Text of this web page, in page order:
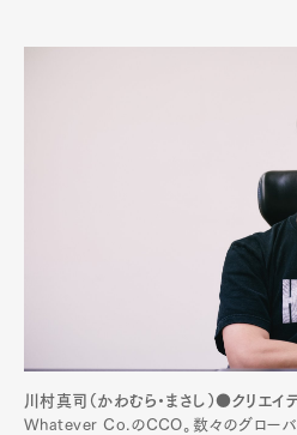
川村真司（かわむら・まさし）●クリエイ
Whatever Co.のCCO。数々のグローバ